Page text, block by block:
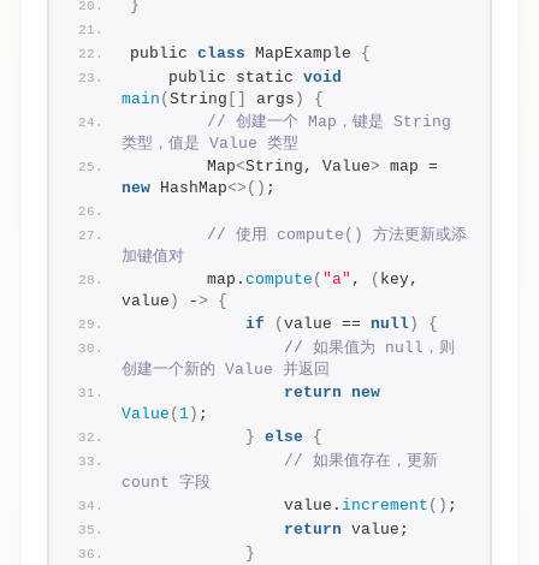
}
public class MapExample {
    public static
void
main (String [] args )
{
// 创建一个 Map，键是 String
类型，值是 Value 类型
        Map
<String, Value>
new HashMap<>() ;
// 使用 compute() 方法更新或添
加键值对
        map.
compute ( "a" , ( key,
value ) ->
{
if
(value == null)
{
// 如果值为 null，则
创建一个新的 Value 并返回
return new
Value ( 1) ;
} else
{
// 如果值存在，更新
count 字段
                value.
increment () ;
return value;
}